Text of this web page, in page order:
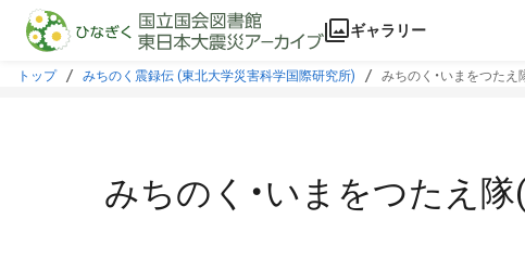
本文に飛ぶ
ギャラリー
トップ みちのく震録伝 (東北大学災害科学国際研究所) みちのく・いまをつたえ
みちのく・いまをつたえ隊